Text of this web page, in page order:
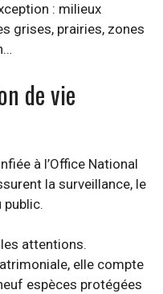
: milieux
grises, prairies, zones
de vie
à l’Office National
la surveillance, le
public.
attentions.
elle compte
espèces protégées